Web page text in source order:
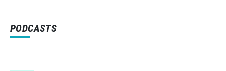
PODCASTS